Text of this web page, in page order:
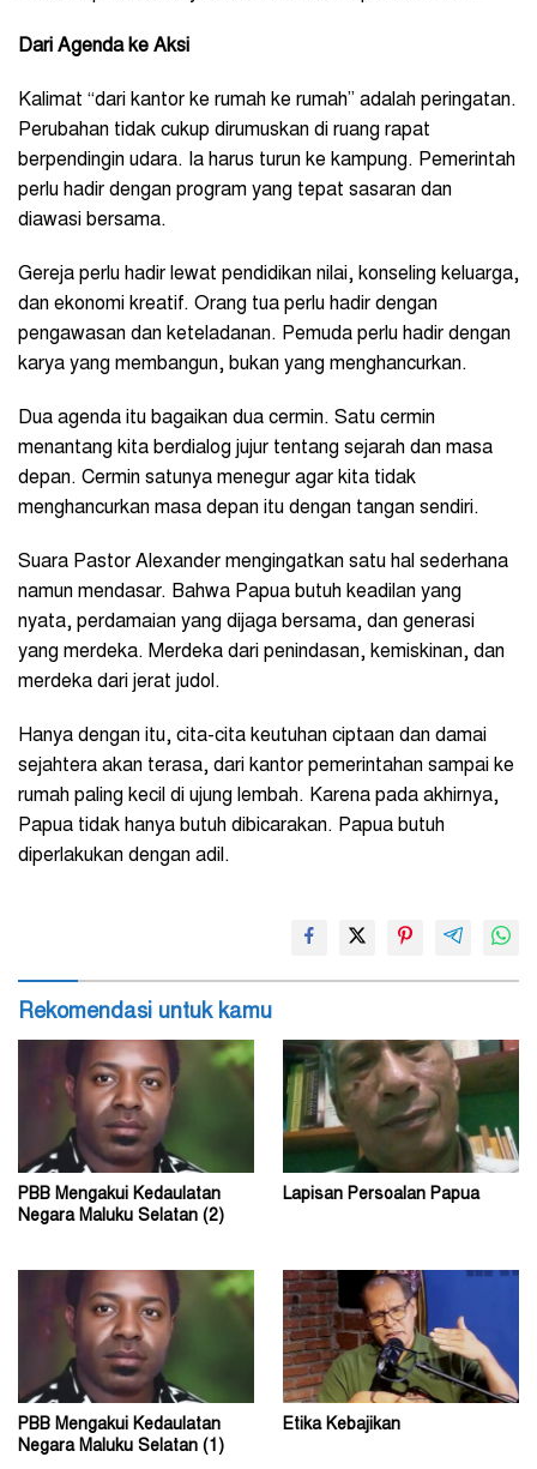
Dari Agenda ke Aksi
Kalimat “dari kantor ke rumah ke rumah” adalah peringatan.
Perubahan tidak cukup dirumuskan di ruang rapat
berpendingin udara. Ia harus turun ke kampung. Pemerintah
perlu hadir dengan program yang tepat sasaran dan
diawasi bersama.
Gereja perlu hadir lewat pendidikan nilai, konseling keluarga,
dan ekonomi kreatif. Orang tua perlu hadir dengan
pengawasan dan keteladanan. Pemuda perlu hadir dengan
karya yang membangun, bukan yang menghancurkan.
Dua agenda itu bagaikan dua cermin. Satu cermin
menantang kita berdialog jujur tentang sejarah dan masa
depan. Cermin satunya menegur agar kita tidak
menghancurkan masa depan itu dengan tangan sendiri.
Suara Pastor Alexander mengingatkan satu hal sederhana
namun mendasar. Bahwa Papua butuh keadilan yang
nyata, perdamaian yang dijaga bersama, dan generasi
yang merdeka. Merdeka dari penindasan, kemiskinan, dan
merdeka dari jerat judol.
Hanya dengan itu, cita-cita keutuhan ciptaan dan damai
sejahtera akan terasa, dari kantor pemerintahan sampai ke
rumah paling kecil di ujung lembah. Karena pada akhirnya,
Papua tidak hanya butuh dibicarakan. Papua butuh
diperlakukan dengan adil.
Rekomendasi untuk kamu
PBB Mengakui Kedaulatan
Negara Maluku Selatan (2)
Lapisan Persoalan Papua
PBB Mengakui Kedaulatan
Negara Maluku Selatan (1)
Etika Kebajikan